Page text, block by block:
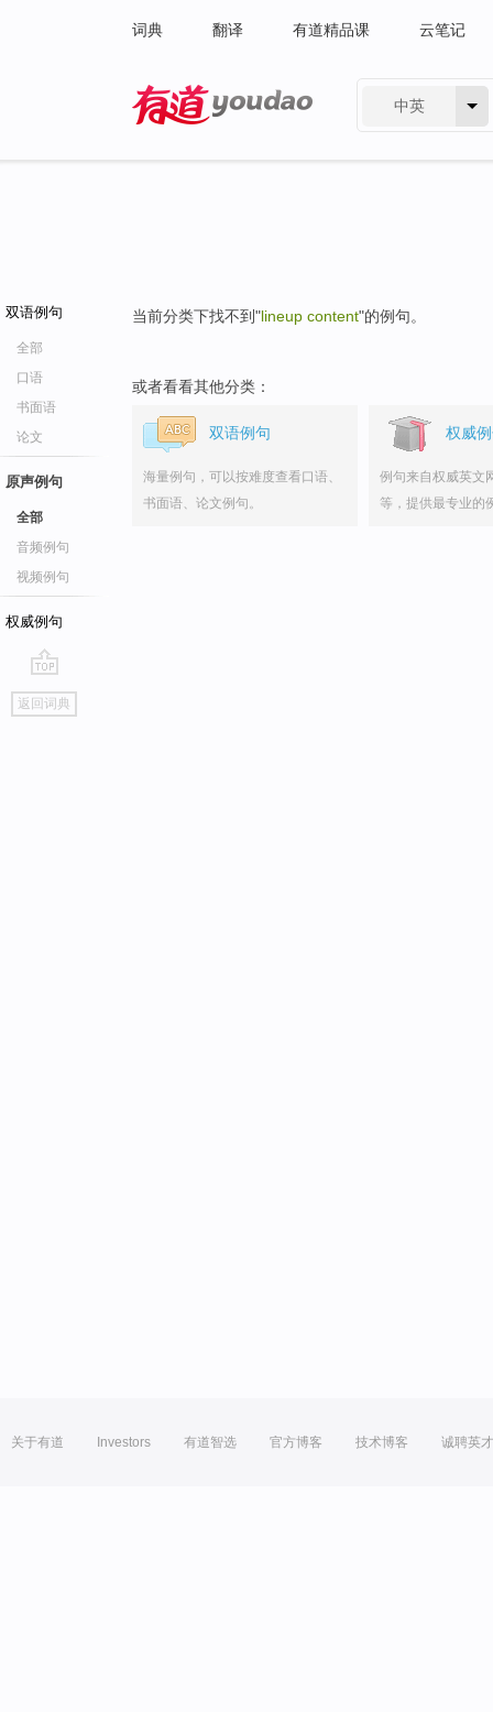
词典 翻译 有道精品课 云笔记
中英
双语例句
全部
口语
书面语
论文
原声例句
全部
音频例句
视频例句
权威例句
go
top
返回词典
当前分类下找不到"lineup content"的例句。
或者看看其他分类：
双语例句
海量例句，可以按难度查看口语、
书面语、论文例句。
权威
例句来自权威英文
等，提供最专业的
关于有道 Investors 有道智选 官方博客 技术博客 诚聘英才